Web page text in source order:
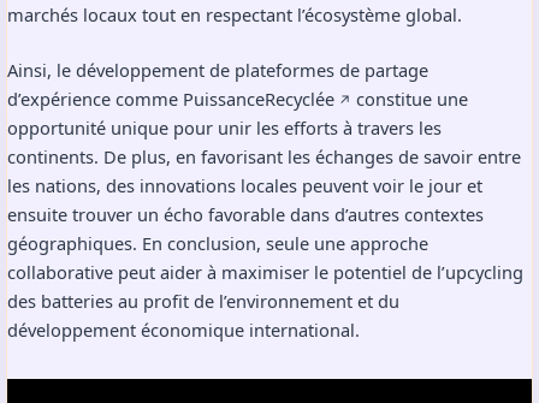
marchés locaux tout en respectant l’écosystème global.
Ainsi, le développement de plateformes de partage
d’expérience comme PuissanceRecyclée ↗️ constitue une
opportunité unique pour unir les efforts à travers les
continents. De plus, en favorisant les échanges de savoir entre
les nations, des innovations locales peuvent voir le jour et
ensuite trouver un écho favorable dans d’autres contextes
géographiques. En conclusion, seule une approche
collaborative peut aider à maximiser le potentiel de l’upcycling
des batteries au profit de l’environnement et du
développement économique international.